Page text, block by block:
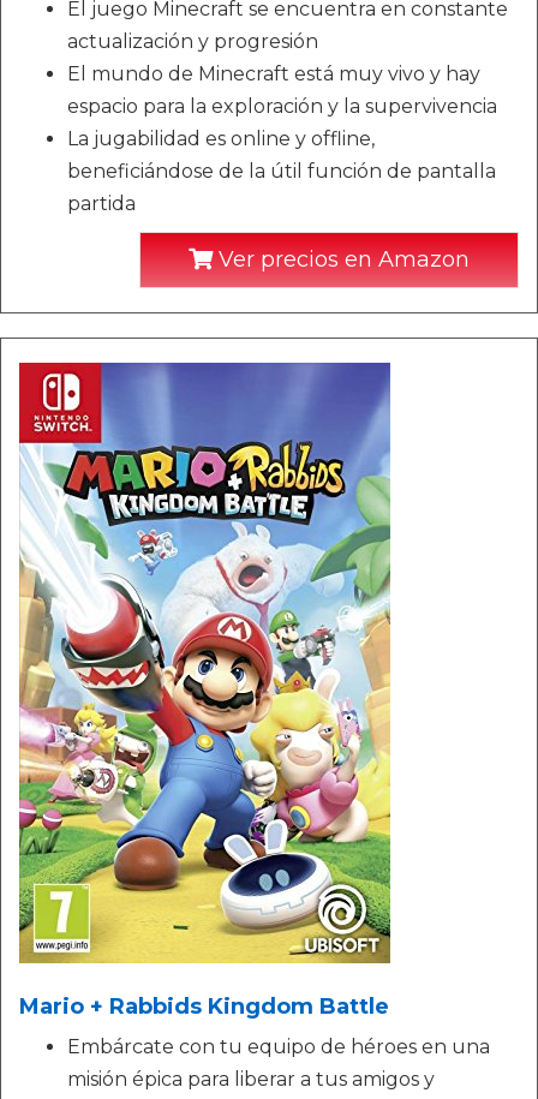
El juego Minecraft se encuentra en constante
actualización y progresión
El mundo de Minecraft está muy vivo y hay
espacio para la exploración y la supervivencia
La jugabilidad es online y offline,
beneficiándose de la útil función de pantalla
partida
Ver precios en Amazon
Mario + Rabbids Kingdom Battle
Embárcate con tu equipo de héroes en una
misión épica para liberar a tus amigos y